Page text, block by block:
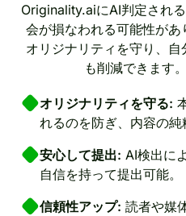
Originality.aiにAI判定され
会が損なわれる可能性があ
オリジナリティを守り、
も削減できます
オリジナリティを守る:
れるのを防ぎ、内容の純
安心して提出: AI検出に
自信を持って提出可能。
信頼性アップ: 読者や媒